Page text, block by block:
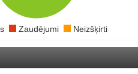
Zaudējumi Neizšķirti